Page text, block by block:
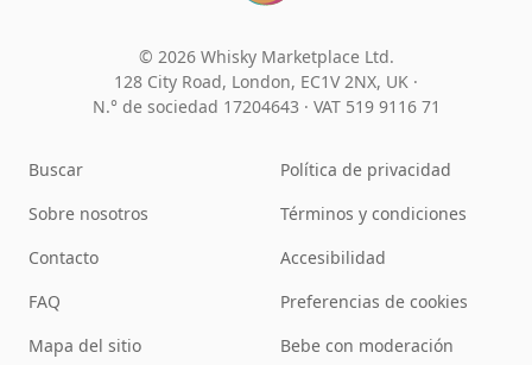
© 2026 Whisky Marketplace Ltd.
128 City Road, London, EC1V 2NX, UK ·
N.° de sociedad 17204643 · VAT 519 9116 71
Buscar
Sobre nosotros
Contacto
FAQ
Mapa del sitio
Política de privacidad
Términos y condiciones
Accesibilidad
Preferencias de cookies
Bebe con moderación